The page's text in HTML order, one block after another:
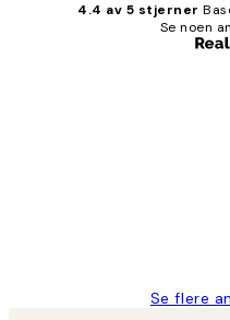
4.4 av 5 stjerner
Se noen
Se flere